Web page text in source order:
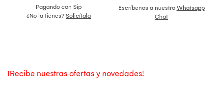
Pagando con Sip
¿No la tienes? Solicítala
Escríbenos a nuestro Whatsapp
Chat
¡Recibe nuestras ofertas y novedades!